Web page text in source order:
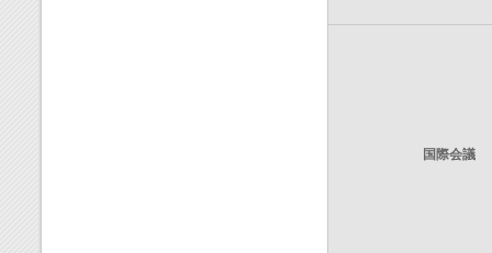
国際会議